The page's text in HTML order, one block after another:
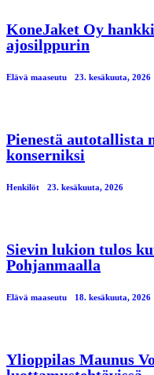
KoneJaket Oy
ajosilppurin
Elävä maaseutu 23. kesäkuuta, 2026
Pienestä autotallista
konserniksi
Henkilöt 23. kesäkuuta, 2026
Sievin lukion tulos
Pohjanmaalla
Elävä maaseutu 18. kesäkuuta, 2026
Ylioppilas Maunus